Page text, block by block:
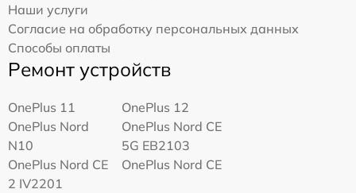
Наши услуги
Согласие на обработку персональных данных
Способы оплаты
Ремонт устройств
OnePlus 11
OnePlus 12
OnePlus Nord
N10
OnePlus Nord CE
5G EB2103
OnePlus Nord CE
2 IV2201
OnePlus Nord CE